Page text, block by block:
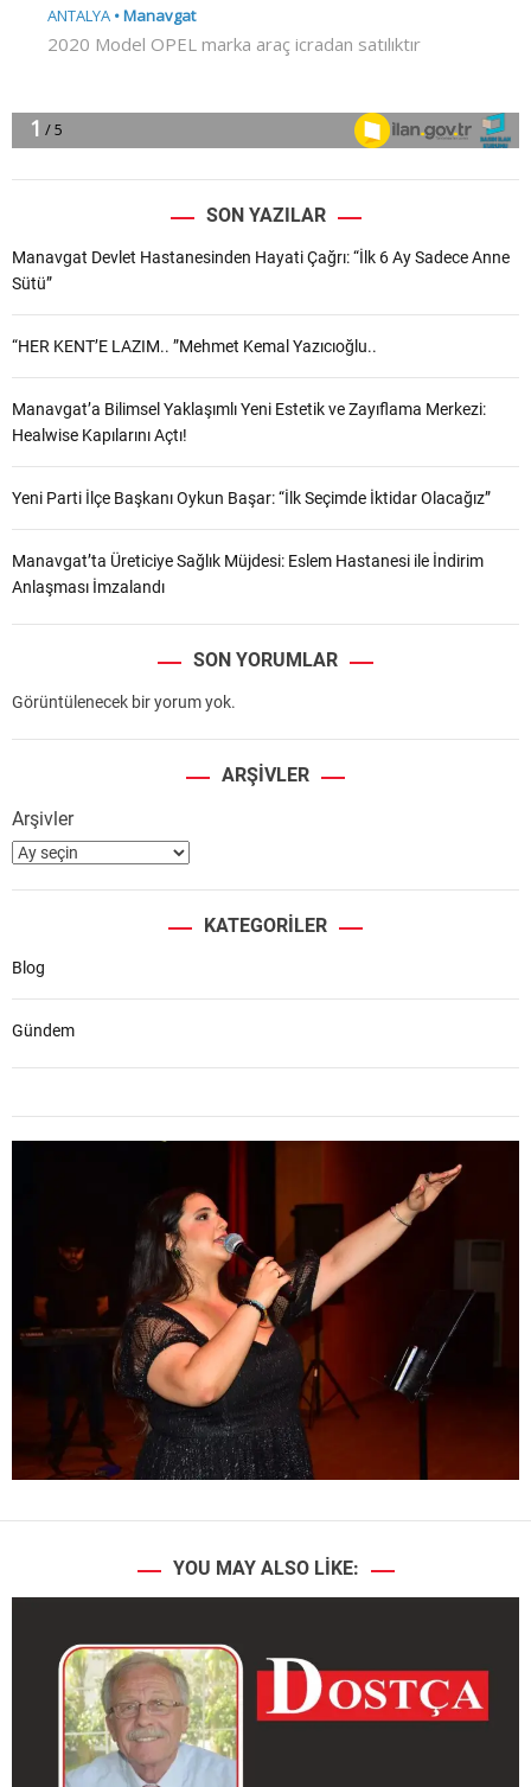
SON YAZILAR
Manavgat Devlet Hastanesinden Hayati Çağrı: “İlk 6 Ay Sadece Anne
Sütü”
“HER KENT’E LAZIM.. ”Mehmet Kemal Yazıcıoğlu..
Manavgat’a Bilimsel Yaklaşımlı Yeni Estetik ve Zayıflama Merkezi:
Healwise Kapılarını Açtı!
Yeni Parti İlçe Başkanı Oykun Başar: “İlk Seçimde İktidar Olacağız”
Manavgat’ta Üreticiye Sağlık Müjdesi: Eslem Hastanesi ile İndirim
Anlaşması İmzalandı
SON YORUMLAR
Görüntülenecek bir yorum yok.
ARŞIVLER
Arşivler
KATEGORILER
Blog
Gündem
YOU MAY ALSO LIKE: